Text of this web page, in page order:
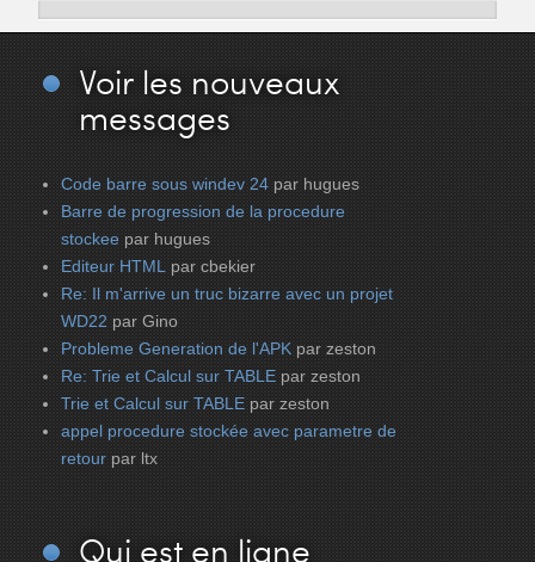
Voir les nouveaux
messages
Code barre sous windev 24 par hugues
Barre de progression de la procedure
stockee par hugues
Editeur HTML par cbekier
Re: Il m'arrive un truc bizarre avec un projet
WD22 par Gino
Probleme Generation de l'APK par zeston
Re: Trie et Calcul sur TABLE par zeston
Trie et Calcul sur TABLE par zeston
appel procedure stockée avec parametre de
retour par ltx
Qui est en ligne